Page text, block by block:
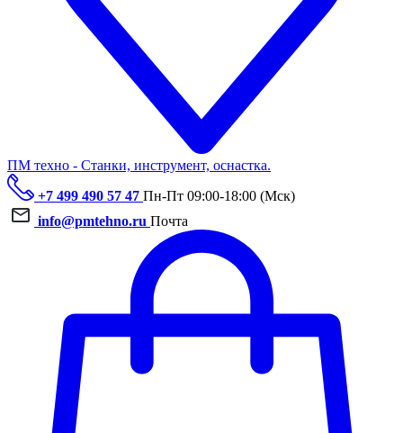
ПМ техно - Станки, инструмент, оснастка.
+7 499 490 57 47 Пн-Пт 09:00-18:00 (Мск)
info@pmtehno.ru Почта